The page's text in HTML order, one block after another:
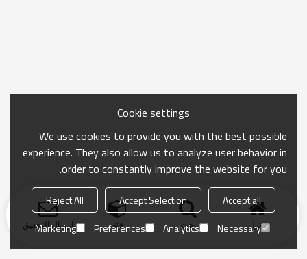
منزل بحث فئة ارسال التحقيق
Cookie settings
We use cookies to provide you with the best possible
experience. They also allow us to analyze user behavior in
order to constantly improve the website for you.
Accept all
Accept Selection
Reject All
Necessary
Analytics
Preferences
Marketing